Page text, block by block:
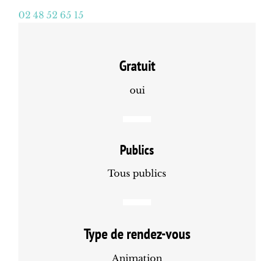
02 48 52 65 15
Gratuit
oui
Publics
Tous publics
Type de rendez-vous
Animation